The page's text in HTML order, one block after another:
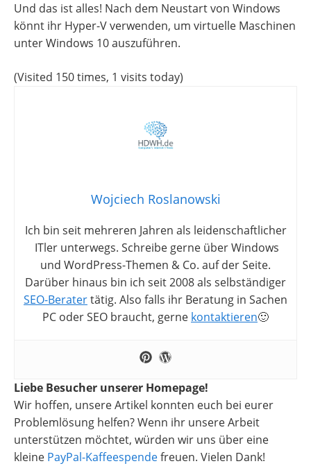
Und das ist alles! Nach dem Neustart von Windows
könnt ihr Hyper-V verwenden, um virtuelle Maschinen
unter Windows 10 auszuführen.
(Visited 150 times, 1 visits today)
Wojciech Roslanowski
Ich bin seit mehreren Jahren als leidenschaftlicher
ITler unterwegs. Schreibe gerne über Windows
und WordPress-Themen & Co. auf der Seite.
Darüber hinaus bin ich seit 2008 als selbständiger
SEO-Beratertätig. Also falls ihr Beratung in Sachen
PC oder SEO braucht, gerne kontaktieren🙂
Liebe Besucher unserer Homepage!
Wir hoffen, unsere Artikel konnten euch bei eurer
Problemlösung helfen? Wenn ihr unsere Arbeit
unterstützen möchtet, würden wir uns über eine
kleine PayPal-Kaffeespendefreuen. Vielen Dank!